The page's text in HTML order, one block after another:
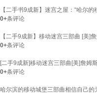
【二手书9成新】迷宫之屋：“哈尔
0+条评论
【二手9成新】移动迷宫三部曲 [美]
0+条评论
[二手9成新]移动迷宫三部曲[美]詹姆
0+条评论
哈尔滨的移动城堡三部曲相信自己